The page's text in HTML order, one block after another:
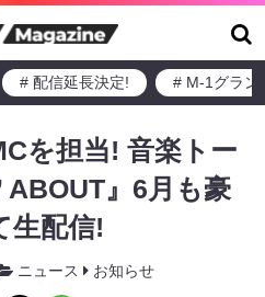
# 配信延長決定! # M-1グラン
を担当! 音楽トー
ABOUT』6月も豪
生配信!
ニュース お知らせ